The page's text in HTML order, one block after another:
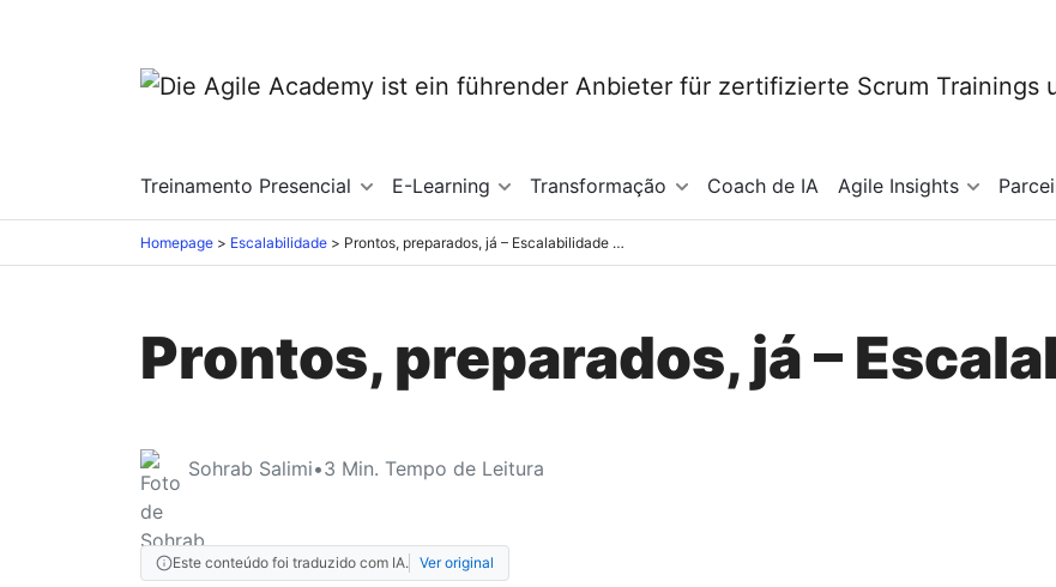
Treinamento Presencial E-Learning Transformação Coach de IA Agile Insights
Homepage Escalabilidade Prontos, preparados, já – Escalabilidade Ágil
Prontos, preparados, já –
Sohrab Salimi•3 Min. Tempo de Leitura
Este conteúdo foi traduzido com IA. Ver original